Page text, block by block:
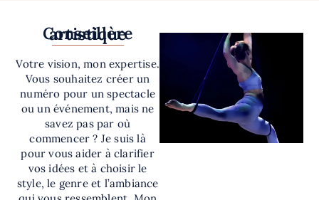
Conseillère artistique
Votre vision, mon expertise.
Vous souhaitez créer un
numéro pour un spectacle
ou un événement, mais ne
savez pas par où
commencer ? Je suis là
pour vous aider à clarifier
vos idées et à choisir le
style, le genre et l’ambiance